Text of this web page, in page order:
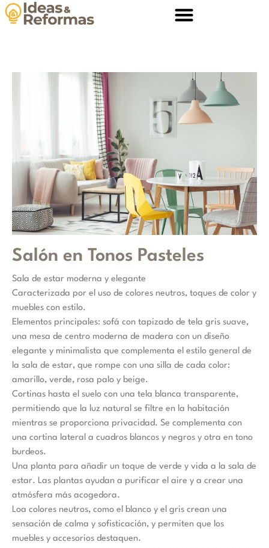
Salón en Tonos Pasteles
Sala de estar moderna y elegante
Caracterizada por el uso de colores neutros, toques de color y
muebles con estilo.
Elementos principales: sofá con tapizado de tela gris suave,
una mesa de centro moderna de madera con un diseño
elegante y minimalista que complementa el estilo general de
la sala de estar, que rompe con una silla de cada color:
amarillo, verde, rosa palo y beige.
Cortinas hasta el suelo con una tela blanca transparente,
permitiendo que la luz natural se filtre en la habitación
mientras se proporciona privacidad. Se complementa con
una cortina lateral a cuadros blancos y negros y otra en tono
burdeos.
Una planta para añadir un toque de verde y vida a la sala de
estar. Las plantas ayudan a purificar el aire y a crear una
atmósfera más acogedora.
Loa colores neutros, como el blanco y el gris crean una
sensación de calma y sofisticación, y permiten que los
muebles y accesorios destaquen.